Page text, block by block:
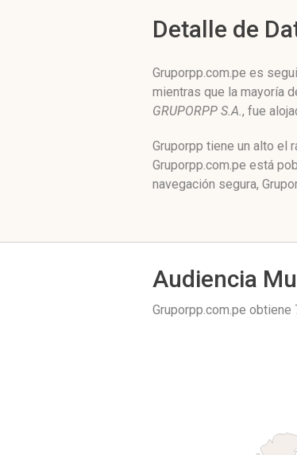
Detalle de
Gruporpp.com.pe es
mientras que la mayoría
GRUPORPP S.A., fue
Gruporpp tiene un alto el
Gruporpp.com.pe está
navegación segura,
Audiencia
Gruporpp.com.pe